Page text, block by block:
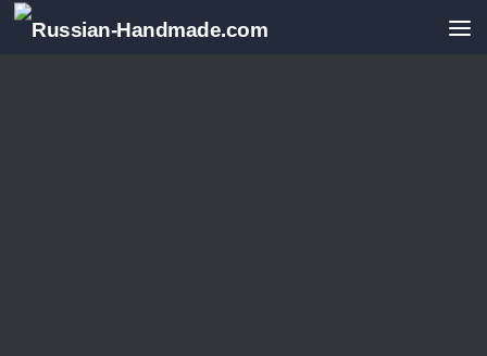
Перейти к содержимому